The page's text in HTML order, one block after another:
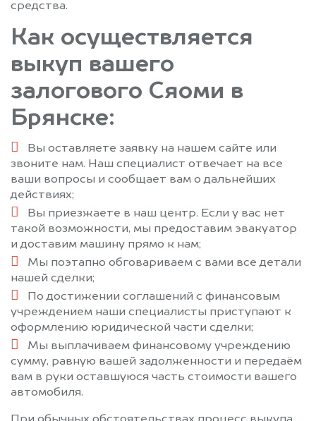
средства.
Как осуществляется
выкуп вашего
залогового Сяоми в
Брянске:
Вы оставляете заявку на нашем сайте или
звоните нам. Наш специалист отвечает на все
ваши вопросы и сообщает вам о дальнейших
действиях;
Вы приезжаете в наш центр. Если у вас нет
такой возможности, мы предоставим эвакуатор
и доставим машину прямо к нам;
Мы поэтапно обговариваем с вами все детали
нашей сделки;
По достижении соглашений с финансовым
учреждением наши специалисты приступают к
оформлению юридической части сделки;
Мы выплачиваем финансовому учреждению
сумму, равную вашей задолженности и передаём
вам в руки оставшуюся часть стоимости вашего
автомобиля.